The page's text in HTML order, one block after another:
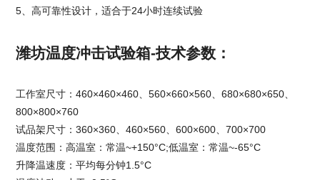
5、高可靠性设计，适合于24小时连续试验
潍坊温度冲击试验箱-技术参数：
工作室尺寸：460×460×460、560×660×560、680×680×650、
800×800×760
试品架尺寸：360×360、460×560、600×600、700×700
温度范围：高温室：常温~+150°C;低温室：常温~-65°C
升降温速度：平均每分钟1.5°C